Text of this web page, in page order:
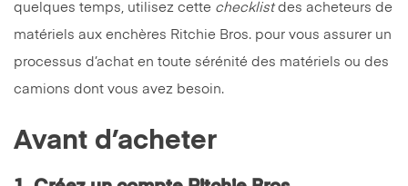
quelques temps, utilisez cette checklistdes acheteurs de
matériels aux enchères Ritchie Bros. pour vous assurer un
processus d’achat en toute sérénité des matériels ou des
camions dont vous avez besoin.
Avant d’acheter